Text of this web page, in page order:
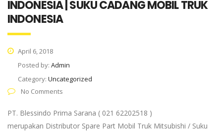
INDONESIA | SUKU CADANG MOBIL TRUK
INDONESIA
April 6, 2018
Posted by: Admin
Category: Uncategorized
No Comments
PT. Blessindo Prima Sarana ( 021 62202518 )
merupakan Distributor Spare Part Mobil Truk Mitsubishi / Suku